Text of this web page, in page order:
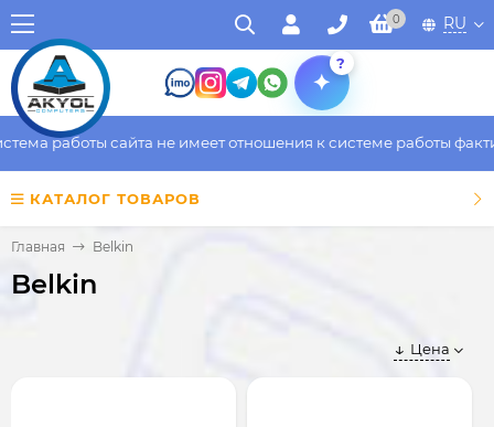
0 RU
?
работы сайта не имеет отношения к системе работы
КАТАЛОГ ТОВАРОВ
Главная Belkin
Belkin
Цена